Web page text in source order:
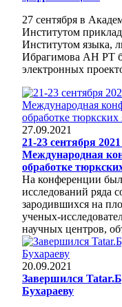
27 сентября в
Институтом
Институтом языка,
Ибрагимова АН РТ
электронных
27.09.2021
21-23 сентября
Международная
обработке
На конференции
исследований ряда
зародившихся на
ученых-
научных центров,
20.09.2021
Завершился
Бухараеву